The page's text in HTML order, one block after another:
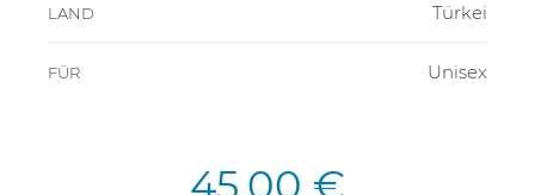
LAND Türkei
FÜR Unisex